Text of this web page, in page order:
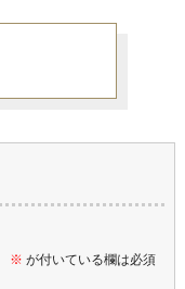
※ が付いている欄は必須